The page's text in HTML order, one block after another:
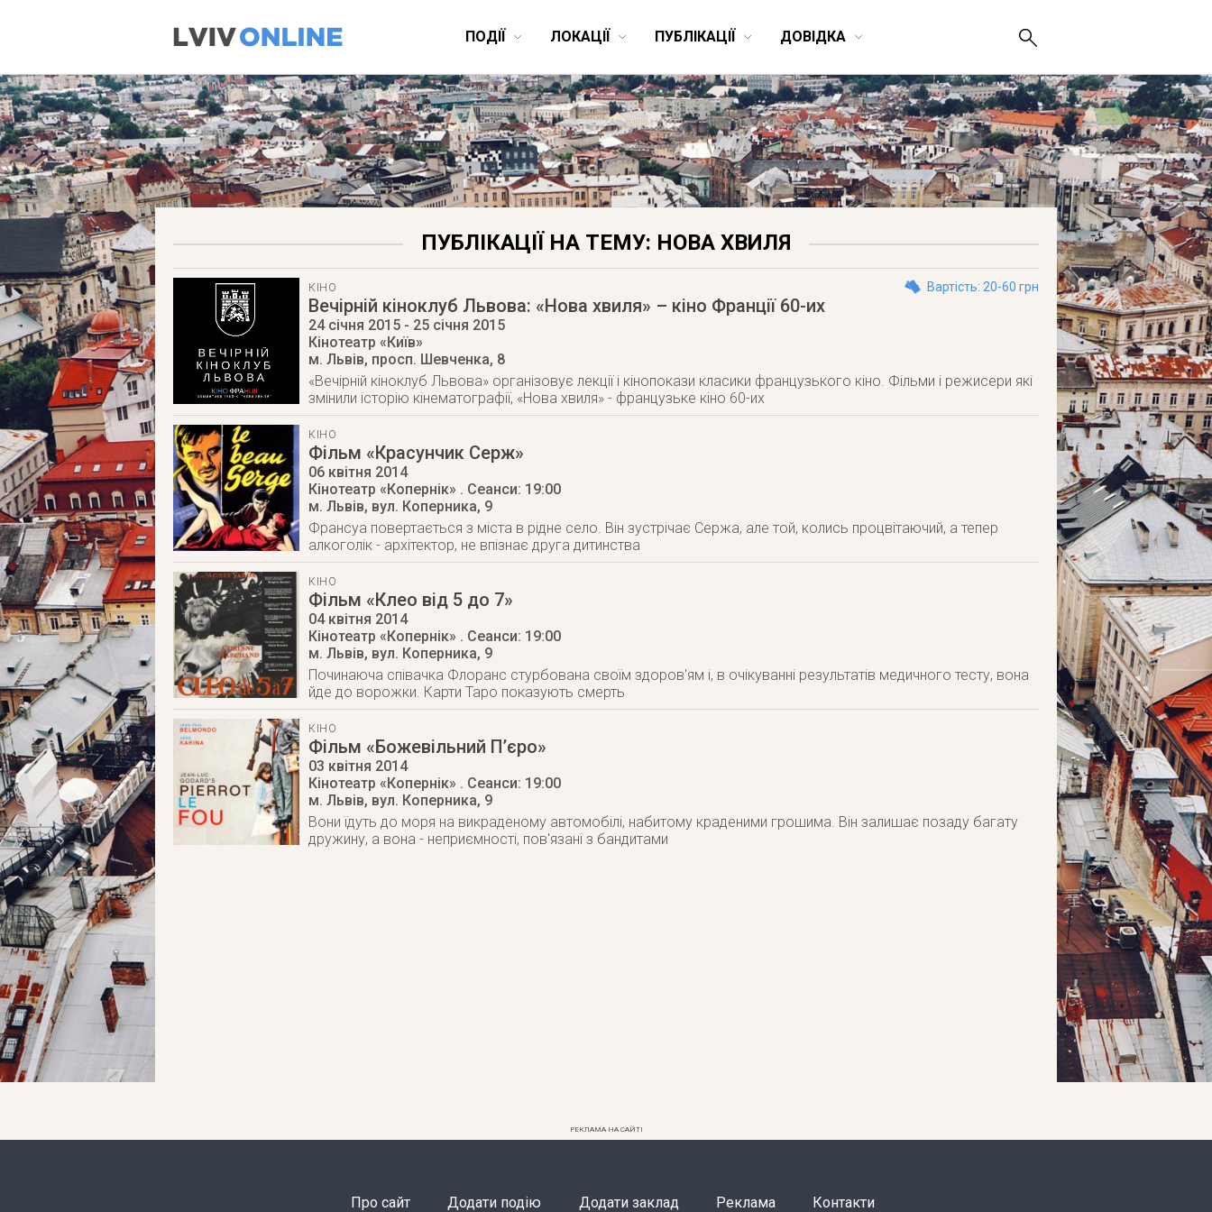
ПОДІЇ ЛОКАЦІЇ ПУБЛІКАЦІЇ ДОВІДКА
ПУБЛІКАЦІЇ НА ТЕМУ: НОВА ХВИЛЯ
КІНО Вартість: 20-60 грн
Вечірній кіноклуб Львова: «Нова хвиля» – кіно Франції 60-их
24 січня 2015 - 25 січня 2015
Кінотеатр «Київ»
м. Львів, просп. Шевченка, 8
«Вечірній кіноклуб Львова» організовує лекції і кінопокази класики французького кіно. Фільми і режисери які
змінили історію кінематографії, «Нова хвиля» - французьке кіно 60-их
КІНО
Фільм «Красунчик Серж»
06 квітня 2014
Кінотеатр «Копернік» . Сеанси: 19:00
м. Львів, вул. Коперника, 9
Франсуа повертається з міста в рідне село. Він зустрічає Сержа, але той, колись процвітаючий, а тепер
алкоголік - архітектор, не впізнає друга дитинства
КІНО
Фільм «Клео від 5 до 7»
04 квітня 2014
Кінотеатр «Копернік» . Сеанси: 19:00
м. Львів, вул. Коперника, 9
Починаюча співачка Флоранс стурбована своїм здоров'ям і, в очікуванні результатів медичного тесту, вона
йде до ворожки. Карти Таро показують смерть
КІНО
Фільм «Божевільний П’єро»
03 квітня 2014
Кінотеатр «Копернік» . Сеанси: 19:00
м. Львів, вул. Коперника, 9
Вони їдуть до моря на викраденому автомобілі, набитому краденими грошима. Він залишає позаду багату
дружину, а вона - неприємності, пов'язані з бандитами
РЕКЛАМА НА САЙТІ
Про сайт Додати подію Додати заклад Реклама Контакти